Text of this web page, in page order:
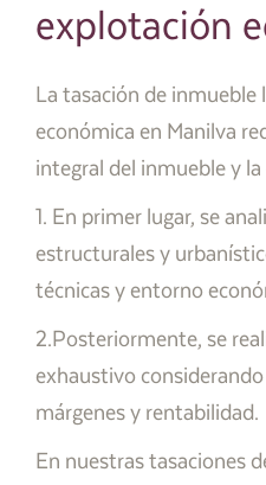
explotación
La tasación de inmueble
económica en Manilva
integral del inmueble y
1. En primer lugar, se
estructurales y
técnicas y entorno
2.Posteriormente, se
exhaustivo
márgenes y rentabilidad.
En nuestras tasaciones